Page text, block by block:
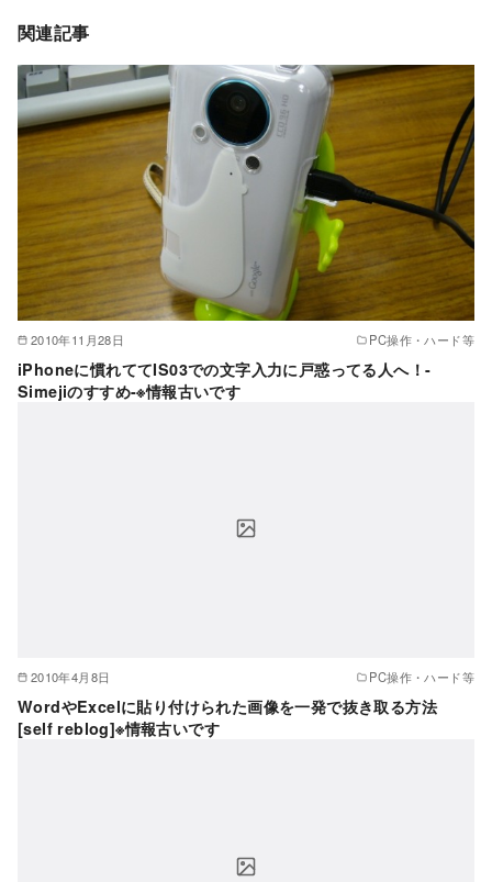
関連記事
2010年11月28日 PC操作・ハード等
iPhoneに慣れててIS03での文字入力に戸惑ってる人へ！-
Simejiのすすめ-※情報古いです
2010年4月8日 PC操作・ハード等
WordやExcelに貼り付けられた画像を一発で抜き取る方法
[self reblog]※情報古いです